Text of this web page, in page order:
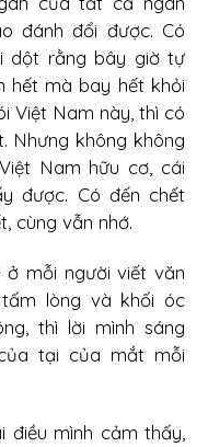
đánh đổi được. Có
dột rằng bây giờ tự
hết mà bay hết khỏi
Việt Nam này, thì có
Nhưng không không
Nam hữu cơ, cái
được. Có đến chết
cùng vẫn nhớ.
ở mỗi người viết văn
lòng và khối óc
thì lời mình sáng
tại của mắt mỗi
điều mình cảm thấy,